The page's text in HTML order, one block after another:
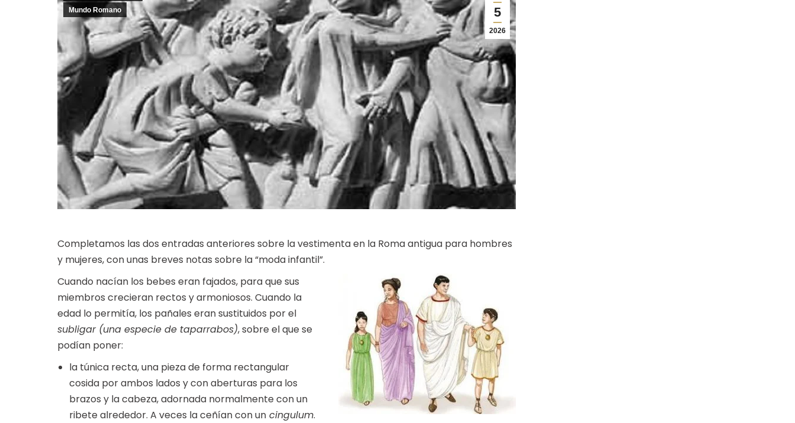
5
2026
Mundo Romano
Completamos las dos entradas anteriores sobre la vestimenta en la Roma antigua para hombres
y mujeres, con unas breves notas sobre la “moda infantil”.
Cuando nacían los bebes eran fajados, para que sus
miembros crecieran rectos y armoniosos. Cuando la
edad lo permitía, los pañales eran sustituidos por el
subligar (una especie de taparrabos), sobre el que se
podían poner:
la túnica recta, una pieza de forma rectangular
cosida por ambos lados y con aberturas para los
brazos y la cabeza, adornada normalmente con un
ribete alrededor. A veces la ceñían con un cingulum.